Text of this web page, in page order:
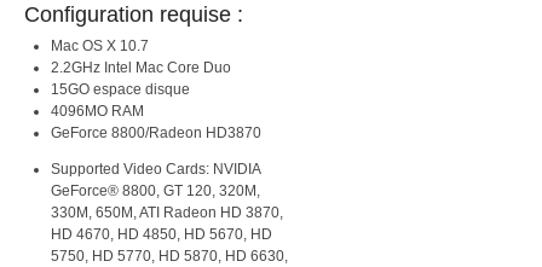
Configuration requise :
Mac OS X 10.7
2.2GHz Intel Mac Core Duo
15GO espace disque
4096MO RAM
GeForce 8800/Radeon HD3870
Supported Video Cards: NVIDIA
GeForce® 8800, GT 120, 320M,
330M, 650M, ATI Radeon HD 3870,
HD 4670, HD 4850, HD 5670, HD
5750, HD 5770, HD 5870, HD 6630,